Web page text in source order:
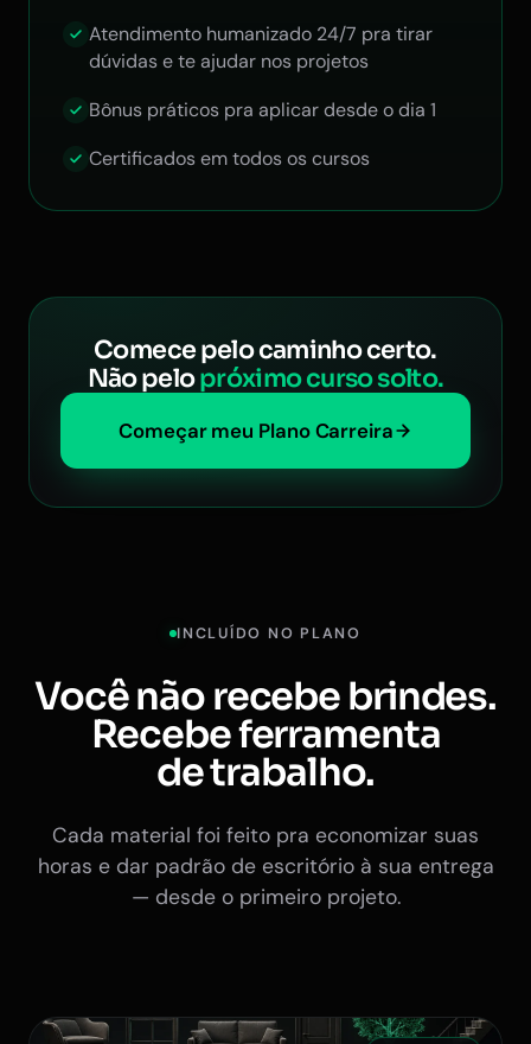
Atendimento humanizado 24/7 pra tirar
dúvidas e te ajudar nos projetos
Bônus práticos pra aplicar desde o dia 1
Certificados em todos os cursos
Comece pelo caminho certo.
Não pelopróximo curso solto.
Começar meu Plano Carreira
INCLUÍDO NO PLANO
Você não recebe brindes.
Recebe ferramenta
de trabalho.
Cada material foi feito pra economizar suas
horas e dar padrão de escritório à sua entrega
— desde o primeiro projeto.